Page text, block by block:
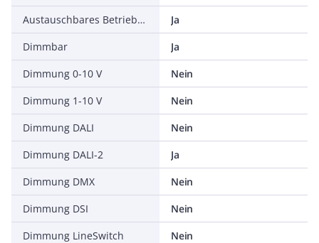
Austauschbares Betriebsgerät
Ja
Dimmbar
Ja
Dimmung 0-10 V
Nein
Dimmung 1-10 V
Nein
Dimmung DALI
Nein
Dimmung DALI-2
Ja
Dimmung DMX
Nein
Dimmung DSI
Nein
Dimmung LineSwitch
Nein